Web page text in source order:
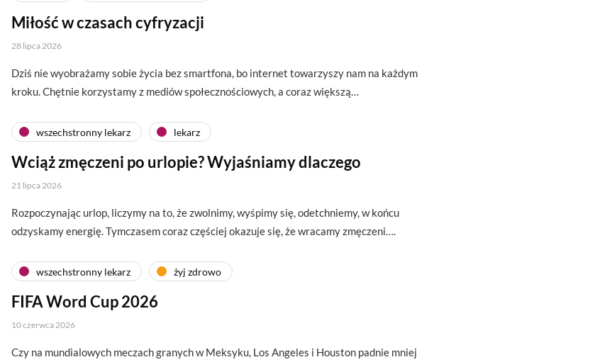
Miłość w czasach cyfryzacji
28 lipca 2026
Dziś nie wyobrażamy sobie życia bez smartfona, bo internet towarzyszy nam na każdym
kroku. Chętnie korzystamy z mediów społecznościowych, a coraz większą…
wszechstronny lekarz lekarz
Wciąż zmęczeni po urlopie? Wyjaśniamy dlaczego
21 lipca 2026
Rozpoczynając urlop, liczymy na to, że zwolnimy, wyśpimy się, odetchniemy, w końcu
odzyskamy energię. Tymczasem coraz częściej okazuje się, że wracamy zmęczeni….
wszechstronny lekarz żyj zdrowo
FIFA Word Cup 2026
10 czerwca 2026
Czy na mundialowych meczach granych w Meksyku, Los Angeles i Houston padnie mniej